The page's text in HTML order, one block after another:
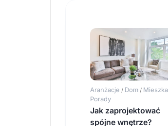
Aranżacje / Dom /
Porady
Jak zaprojektować
spójne wnętrze?